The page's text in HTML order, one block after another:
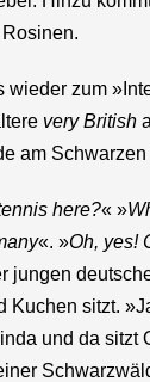
wieder zum
very British
am Schwarzen
here?« »
«. »Oh, yes!
jungen
Kuchen sitzt.
und da sitzt